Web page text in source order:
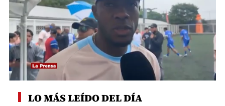
secondsLO MÁS LEÍDO DEL DÍA